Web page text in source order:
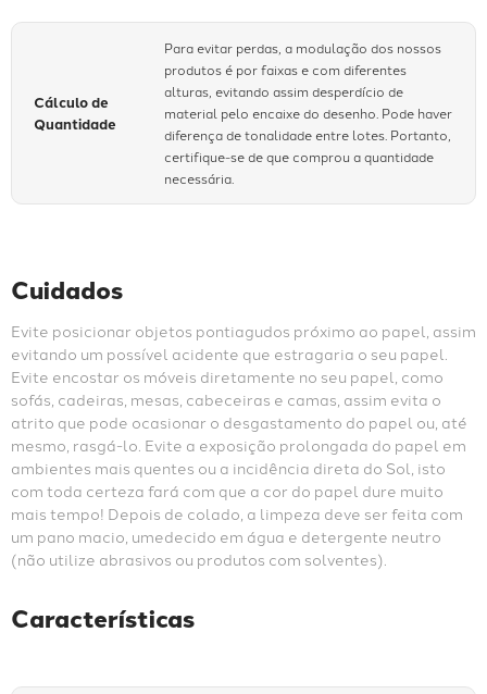
Cálculo de
Quantidade
Para evitar perdas, a modulação dos nossos
produtos é por faixas e com diferentes
alturas, evitando assim desperdício de
material pelo encaixe do desenho. Pode haver
diferença de tonalidade entre lotes. Portanto,
certifique-se de que comprou a quantidade
necessária.
Cuidados
Evite posicionar objetos pontiagudos próximo ao papel, assim
evitando um possível acidente que estragaria o seu papel.
Evite encostar os móveis diretamente no seu papel, como
sofás, cadeiras, mesas, cabeceiras e camas, assim evita o
atrito que pode ocasionar o desgastamento do papel ou, até
mesmo, rasgá-lo. Evite a exposição prolongada do papel em
ambientes mais quentes ou a incidência direta do Sol, isto
com toda certeza fará com que a cor do papel dure muito
mais tempo! Depois de colado, a limpeza deve ser feita com
um pano macio, umedecido em água e detergente neutro
(não utilize abrasivos ou produtos com solventes).
Características